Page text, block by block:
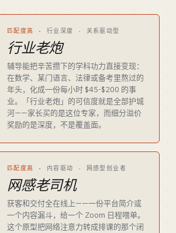
匹配度高 · 行业深度 · 关系驱动型
行业老炮
辅导能把辛苦攒下的学科功力直接变现：
在数学、某门语言、法律或备考里熬过的
年头，化成一份每小时 $45-$200 的事
业。「行业老炮」的可信度就是全部护城
河——家长买的是这位专家，而细分溢价
奖励的是深度，不是覆盖面。
匹配度高 · 内容驱动 · 网感型创业者
网感老司机
获客和交付全在线上——一份平台简介或
一个内容漏斗，给一个 Zoom 日程喂单。
这个原型把网络注意力转成排课的那个闭